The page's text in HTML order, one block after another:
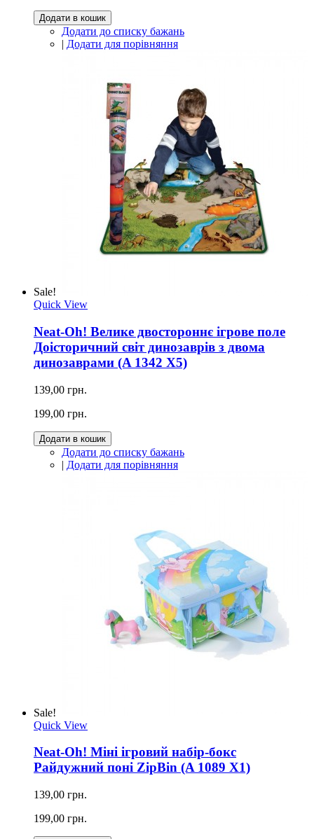
Додати в кошик
Додати до списку бажань
| Додати для порівняння
Sale!
Quick View
Neat-Oh! Велике двостороннє ігрове поле
Доісторичний світ динозаврів з двома
динозаврами (A 1342 X5)
139,00 грн.
199,00 грн.
Додати в кошик
Додати до списку бажань
| Додати для порівняння
Sale!
Quick View
Neat-Oh! Міні ігровий набір-бокс
Райдужний поні ZipBin (A 1089 X1)
139,00 грн.
199,00 грн.